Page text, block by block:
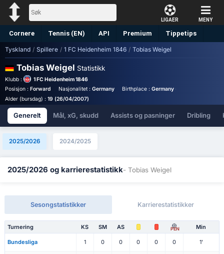
LIGAER MENY
Cornere Tennis (EN) API Premium Tippetips
Tyskland / Spillere / 1 FC Heidenheim 1846 / Tobias Weigel
Tobias Weigel Statistikk
Klubb :
1 FC Heidenheim 1846
Posisjon : Forward Nasjonalitet : Germany Birthplace :Germany - Germany
Alder (bursdag) : 19 (26/04/2007)
Generelt Mål, xG, skudd Assists og pasninger Dribling
2025/2026 2024/2025
2025/2026 og karrierestatistikk- Tobias Weigel
Sesongstatistikker Karrierestatistikker
Turnering KS SM AS PEN Min
Bundesliga 1 0 0 0 0 0 1'